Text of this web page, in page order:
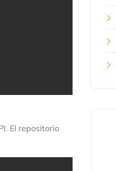
El repositorio